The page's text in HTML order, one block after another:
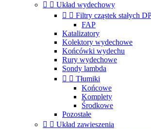
  Układ wydechowy
  Filtry cząstek stałych
FAP
Katalizatory
Kolektory wydechowe
Końcówki wydechu
Rury wydechowe
Sondy lambda
  Tłumiki
Końcowe
Komplety
Środkowe
Pozostałe
  Układ zawieszenia